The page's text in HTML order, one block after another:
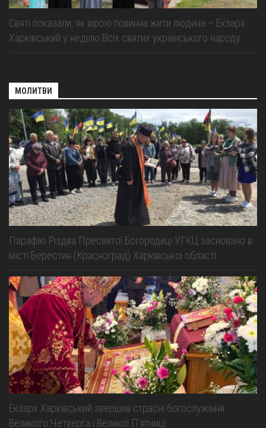
Святі показали, як вірою повинна жити людина – Екзарх
Харківський у неділю Всіх святих українського народу
МОЛИТВИ
Парафію Різдва Пресвятої Богородиці УГКЦ засновано в
місті Берестин (Красноград) Харківської області
Екзарх Харківський звершив страсні богослужіння
Великого Четверга і Великої Пʼятниці